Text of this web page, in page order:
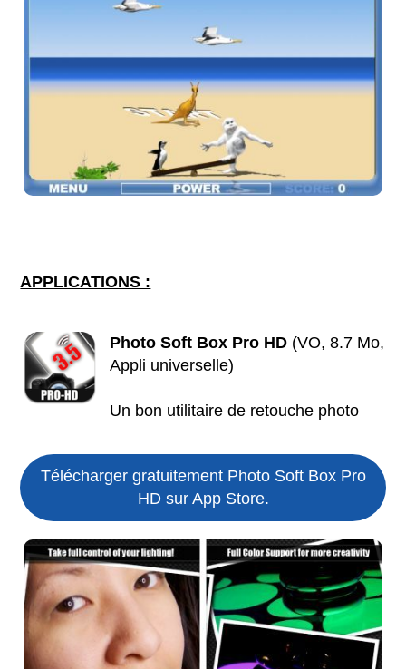
APPLICATIONS :
Photo Soft Box Pro HD (VO, 8.7 Mo,
Appli universelle)
Un bon utilitaire de retouche photo
Télécharger gratuitement Photo Soft Box Pro
HD sur App Store.